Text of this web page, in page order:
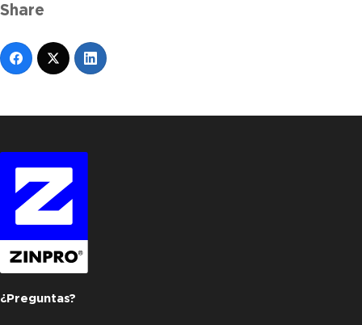
Share
¿Preguntas?